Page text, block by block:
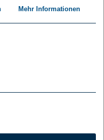
Mehr Informationen